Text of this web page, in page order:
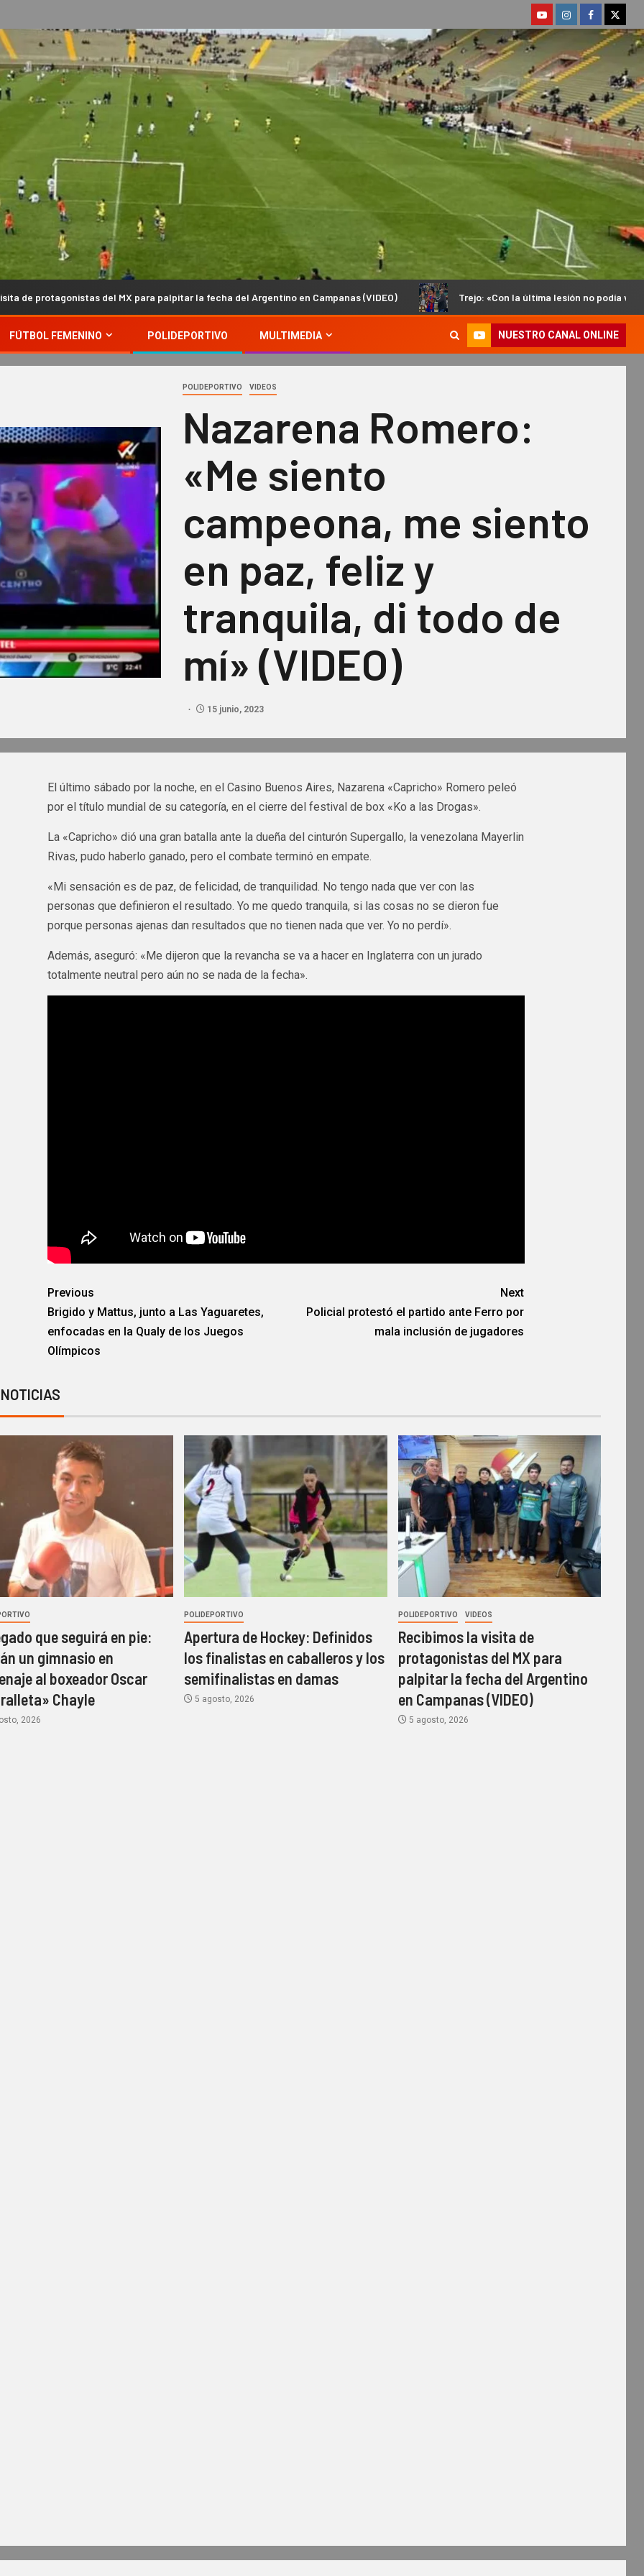
para palpitar la fecha del Argentino en Campanas (VIDEO) Trejo: «Con la última lesión no podía volver a pisar una cancha y
FÚTBOL FEMENINO POLIDEPORTIVO MULTIMEDIA NUESTRO CANAL ONLINE
POLIDEPORTIVO VIDEOS
Nazarena Romero:
«Me siento
campeona, me siento
en paz, feliz y
tranquila, di todo de
mí» (VIDEO)
15 junio, 2023
El último sábado por la noche, en el Casino Buenos Aires, Nazarena «Capricho» Romero peleó
por el título mundial de su categoría, en el cierre del festival de box «Ko a las Drogas».
La «Capricho» dió una gran batalla ante la dueña del cinturón Supergallo, la venezolana Mayerlin
Rivas, pudo haberlo ganado, pero el combate terminó en empate.
«Mi sensación es de paz, de felicidad, de tranquilidad. No tengo nada que ver con las
personas que definieron el resultado. Yo me quedo tranquila, si las cosas no se dieron fue
porque personas ajenas dan resultados que no tienen nada que ver. Yo no perdí».
Además, aseguró: «Me dijeron que la revancha se va a hacer en Inglaterra con un jurado
totalmente neutral pero aún no se nada de la fecha».
Previous
Brigido y Mattus, junto a Las Yaguaretes,
enfocadas en la Qualy de los Juegos
Olímpicos
Next
Policial protestó el partido ante Ferro por
mala inclusión de jugadores
que seguirá en pie:
un gimnasio en
al boxeador Oscar
Chayle
2026
POLIDEPORTIVO
Apertura de Hockey: Definidos
los finalistas en caballeros y los
semifinalistas en damas
5 agosto, 2026
POLIDEPORTIVO VIDEOS
Recibimos la visita de
protagonistas del MX para
palpitar la fecha del Argentino
en Campanas (VIDEO)
5 agosto, 2026